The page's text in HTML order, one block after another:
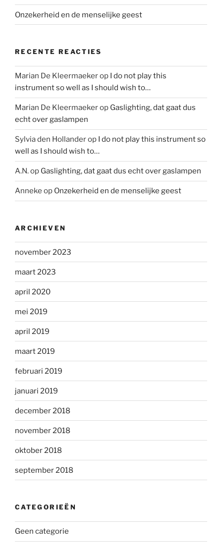
Onzekerheid en de menselijke geest
RECENTE REACTIES
Marian De Kleermaekerop I do not play this
instrument so well as I should wish to…
Marian De Kleermaekerop Gaslighting, dat gaat dus
echt over gaslampen
Sylvia den Hollanderop I do not play this instrument so
well as I should wish to…
A.N.op Gaslighting, dat gaat dus echt over gaslampen
Anneke op Onzekerheid en de menselijke geest
ARCHIEVEN
november 2023
maart 2023
april 2020
mei 2019
april 2019
maart 2019
februari 2019
januari 2019
december 2018
november 2018
oktober 2018
september 2018
CATEGORIEËN
Geen categorie